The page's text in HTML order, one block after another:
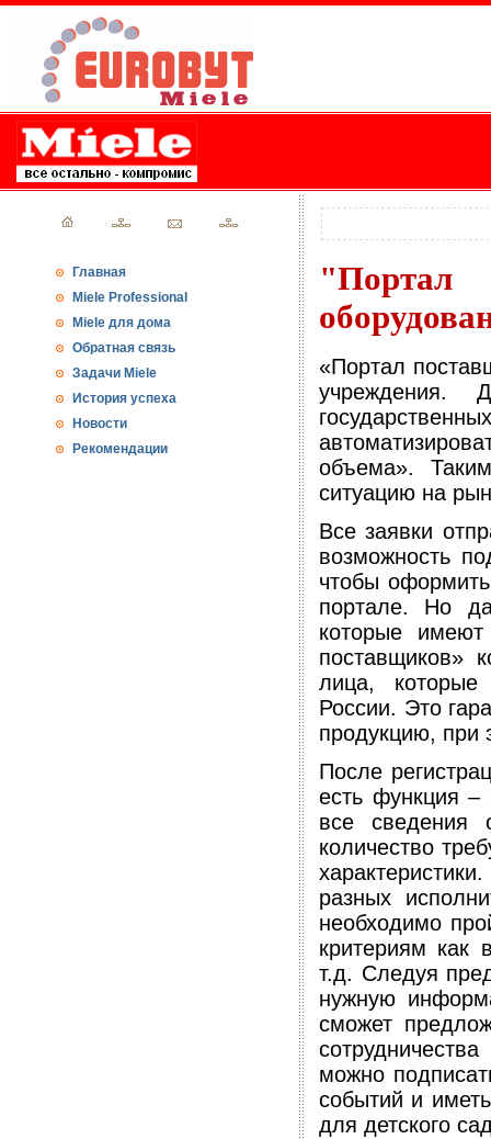
Главная
Miele Professional
Miele для дома
Обратная связь
Задачи Miele
История успеха
Новости
Рекомендации
«Портал
учреждения.
объема».
ситуацию на
Все заявки
возможность
чтобы
портале. Но
которые
поставщиков»
лица, которые
России. Это
продукцию, при
После
есть функция
все сведения
количество
разных
необходимо
критериям как
т.д. Следуя
нужную
сможет
можно
событий и
для детского